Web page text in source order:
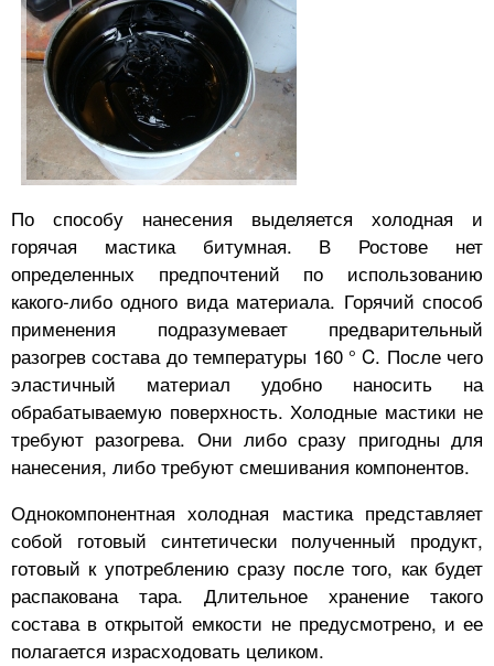
По способу нанесения выделяется холодная и
горячая мастика битумная. В Ростове нет
определенных предпочтений по использованию
какого-либо одного вида материала. Горячий способ
применения подразумевает предварительный
разогрев состава до температуры 160 ° C. После чего
эластичный материал удобно наносить на
обрабатываемую поверхность. Холодные мастики не
требуют разогрева. Они либо сразу пригодны для
нанесения, либо требуют смешивания компонентов.
Однокомпонентная холодная мастика представляет
собой готовый синтетически полученный продукт,
готовый к употреблению сразу после того, как будет
распакована тара. Длительное хранение такого
состава в открытой емкости не предусмотрено, и ее
полагается израсходовать целиком.